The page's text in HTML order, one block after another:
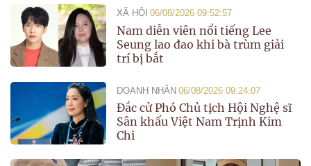
XÃ HỘI 06/08/2026 09:52:57
Nam diễn viên nổi tiếng Lee
Seung lao đao khi bà trùm giải
trí bị bắt
DOANH NHÂN 06/08/2026 09:24:07
Đắc cử Phó Chủ tịch Hội Nghệ sĩ
Sân khấu Việt Nam Trịnh Kim
Chi